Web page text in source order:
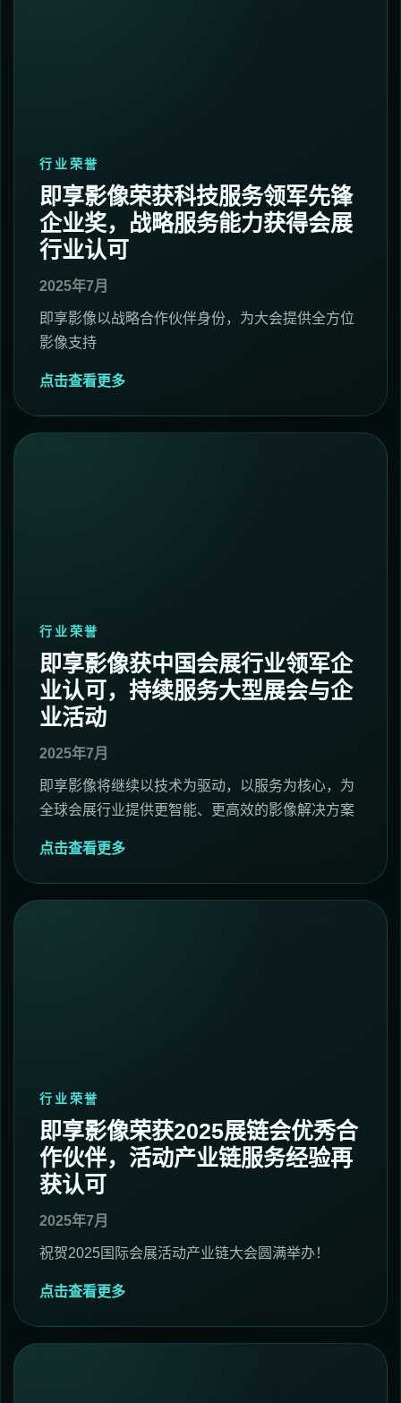
行业荣誉
即享影像荣获科技服务领军先锋
企业奖，战略服务能力获得会展
行业认可
2025年7月
即享影像以战略合作伙伴身份，为大会提供全方位
影像支持
点击查看更多
行业荣誉
即享影像获中国会展行业领军企
业认可，持续服务大型展会与企
业活动
2025年7月
即享影像将继续以技术为驱动，以服务为核心，为
全球会展行业提供更智能、更高效的影像解决方案
点击查看更多
行业荣誉
即享影像荣获2025展链会优秀合
作伙伴，活动产业链服务经验再
获认可
2025年7月
祝贺2025国际会展活动产业链大会圆满举办！
点击查看更多